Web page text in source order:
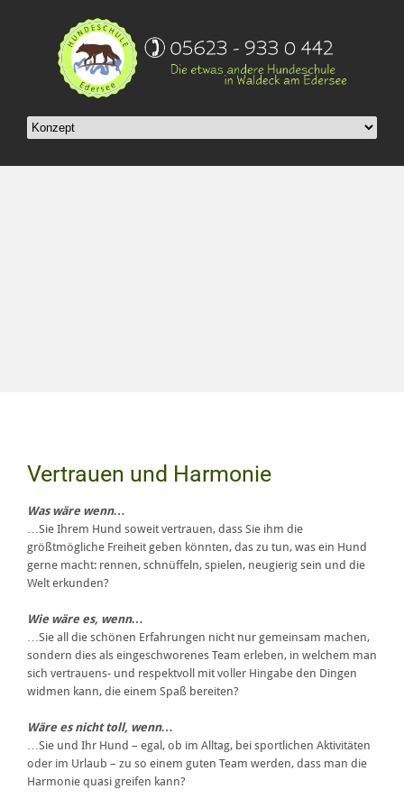
Vertrauen und Harmonie
Was wäre wenn…
…Sie Ihrem Hund soweit vertrauen, dass Sie ihm die
größtmögliche Freiheit geben könnten, das zu tun, was ein Hund
gerne macht: rennen, schnüffeln, spielen, neugierig sein und die
Welt erkunden?
Wie wäre es, wenn…
…Sie all die schönen Erfahrungen nicht nur gemeinsam machen,
sondern dies als eingeschworenes Team erleben, in welchem man
sich vertrauens- und respektvoll mit voller Hingabe den Dingen
widmen kann, die einem Spaß bereiten?
Wäre es nicht toll, wenn…
…Sie und Ihr Hund – egal, ob im Alltag, bei sportlichen Aktivitäten
oder im Urlaub – zu so einem guten Team werden, dass man die
Harmonie quasi greifen kann?